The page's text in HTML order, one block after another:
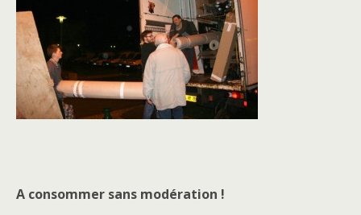
A consommer sans modération !